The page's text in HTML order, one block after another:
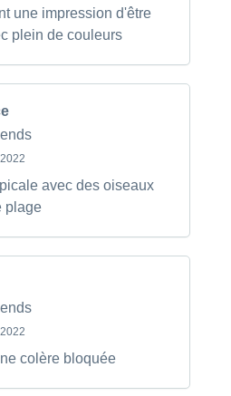
une impression d'être
plein de couleurs
avec des oiseaux
plage
colère bloquée